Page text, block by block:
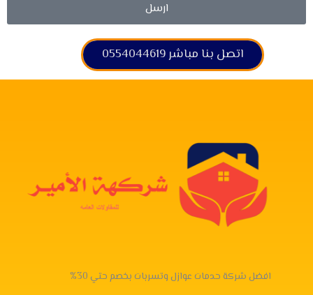
ارسل
اتصل بنا مباشر 0554044619
افضل شركة حدمات عوازل وتسربات بخصم حتي 30%